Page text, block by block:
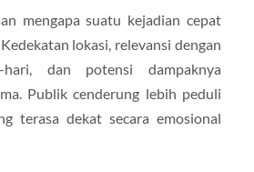
mengapa suatu kejadian cepat
lokasi, relevansi dengan
hari, dan potensi dampaknya
Publik cenderung lebih peduli
terasa dekat secara emosional